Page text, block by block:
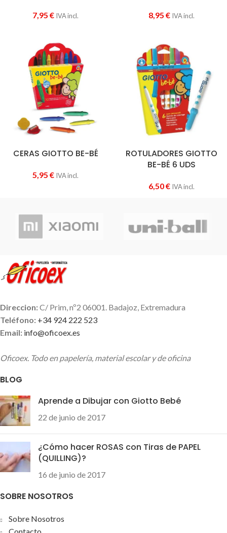
7,95 € IVA incl. 8,95 € IVA incl.
CERAS GIOTTO BE-BÉ
5,95 € IVA incl.
ROTULADORES GIOTTO
BE-BÉ 6 UDS
6,50€ IVA incl.
Direccion:C/ Prim, nº2 06001. Badajoz, Extremadura
Teléfono: +34 924 222 523
Email: info@oficoex.es
Oficoex. Todo en papelería, material escolar y de oficina
BLOG
Aprende a Dibujar con Giotto Bebé
22 de junio de 2017
¿Cómo hacer ROSAS con Tiras de PAPEL
(QUILLING)?
16 de junio de 2017
SOBRE NOSOTROS
Sobre Nosotros